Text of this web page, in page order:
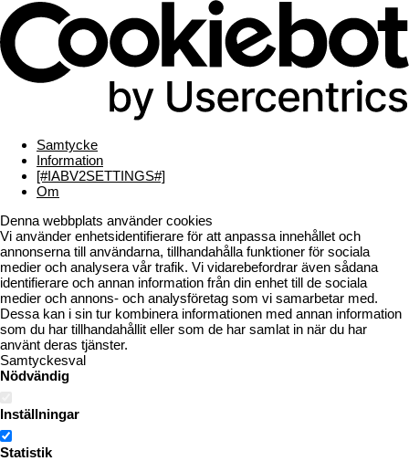
Samtycke
Information
[#IABV2SETTINGS#]
Om
Denna webbplats använder cookies
Vi använder enhetsidentifierare för att anpassa innehållet och
annonserna till användarna, tillhandahålla funktioner för sociala
medier och analysera vår trafik. Vi vidarebefordrar även sådana
identifierare och annan information från din enhet till de sociala
medier och annons- och analysföretag som vi samarbetar med.
Dessa kan i sin tur kombinera informationen med annan information
som du har tillhandahållit eller som de har samlat in när du har
använt deras tjänster.
Samtyckesval
Nödvändig
Inställningar
Statistik